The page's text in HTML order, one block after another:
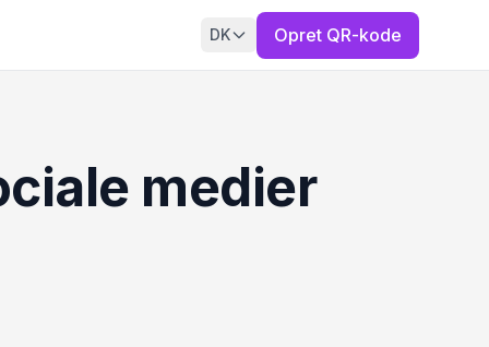
DK Opret QR-kode
medier